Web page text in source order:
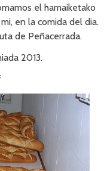
el hamaiketako
en la comida del dia.
de Peñacerrada.
2013.